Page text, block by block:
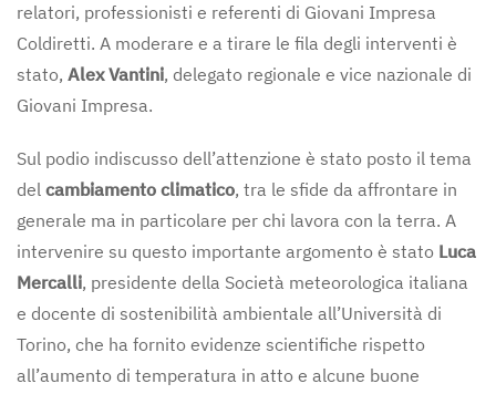
relatori, professionisti e referenti di Giovani Impresa
Coldiretti. A moderare e a tirare le fila degli interventi è
stato, Alex Vantini, delegato regionale e vice nazionale di
Giovani Impresa.
Sul podio indiscusso dell’attenzione è stato posto il tema
del cambiamento climatico, tra le sfide da affrontare in
generale ma in particolare per chi lavora con la terra. A
intervenire su questo importante argomento è stato Luca
Mercalli, presidente della Società meteorologica italiana
e docente di sostenibilità ambientale all’Università di
Torino, che ha fornito evidenze scientifiche rispetto
all’aumento di temperatura in atto e alcune buone